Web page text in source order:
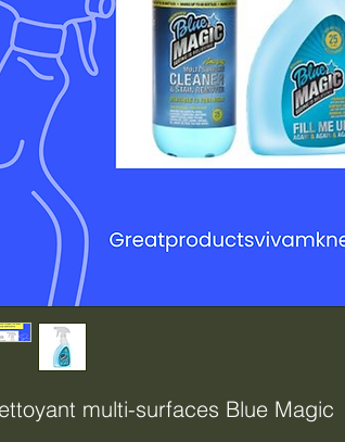
multi-surfaces Blue Magic